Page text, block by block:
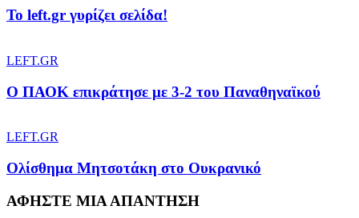
To left.gr γυρίζει σελίδα!
LEFT.GR
Ο ΠΑΟΚ επικράτησε με 3-2 του Παναθηναϊκού
LEFT.GR
Ολίσθημα Μητσοτάκη στο Ουκρανικό
ΑΦΗΣΤΕ ΜΙΑ ΑΠΑΝΤΗΣΗ